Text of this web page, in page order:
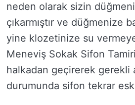
neden olarak sizin
çıkarmıştır ve düğmenize
yine klozetinize su
Meneviş Sokak Sifon
halkadan geçirerek gerekli
durumunda sifon tekrar